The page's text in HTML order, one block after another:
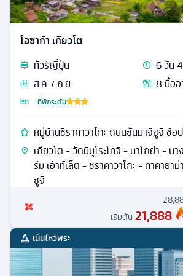
โอซาก้า เกียวโต
ทัวร์ญี่ปุ่น 6วัน4
ส.ค. / ก.ย.
8 มื้ออ
ที่พักระดับ
หมู่บ้านชิราคาวาโกะ ถนนซันมาจิซูจิ ช้อ
เกียวโต - วัดมิมุโระโทจิ - นาโกย่า - น
รีม เอ้าท์เล็ต - ชิราคาวาโกะ - ทาคายา
ซูจิ
เริ่มต้น 21,888
เน้นไหว้พระ